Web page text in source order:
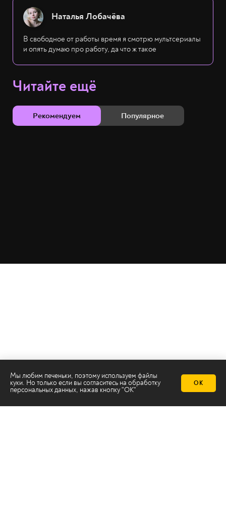
Наталья Лобачёва
В свободное от работы время я смотрю мультсериалы
и опять думаю про работу, да что ж такое
Читайте ещё
Рекомендуем Популярное
Мы любим печеньки, поэтому используем файлы
куки. Но только если вы согласитесь на обработку
персональных данных, нажав кнопку "ОК"
ОК